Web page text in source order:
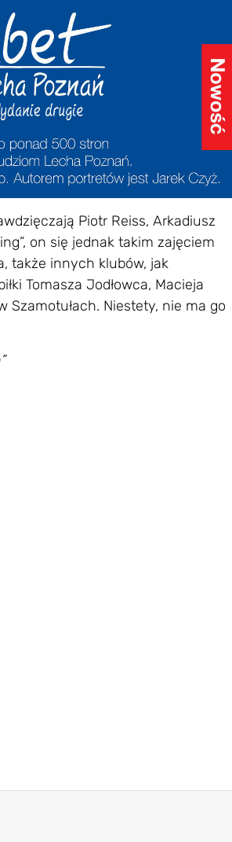
Piotr Reiss, Arkadiusz
on się jednak takim zajęciem
także innych klubów, jak
Tomasza Jodłowca, Macieja
Szamotułach. Niestety, nie ma go